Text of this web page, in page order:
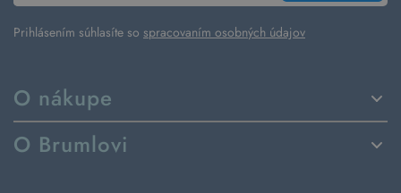
O nákupe
Spôsoby dodania a platby
Vrátenie tovaru a reklamácia
O Brumlovi
Prihlásením súhlasíte so spracovaním osobných údajov